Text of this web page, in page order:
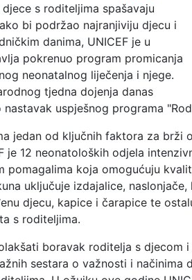
s roditeljima spašavaju
bi podržao najranjiviju djecu i
danima, UNICEF je u
pokrenuo program promicanja
neonatalnog liječenja i njege.
tjedna dojenja danas
uspješnog programa
jedan od ključnih faktora za brži
je 12 neonatoloških odjela
pomagalima koja omogućuju
uključuje izdajalice,
djecu, kapice i čarapice te
s roditeljima.
boravak roditelja s djecom
sestara o važnosti i načinima